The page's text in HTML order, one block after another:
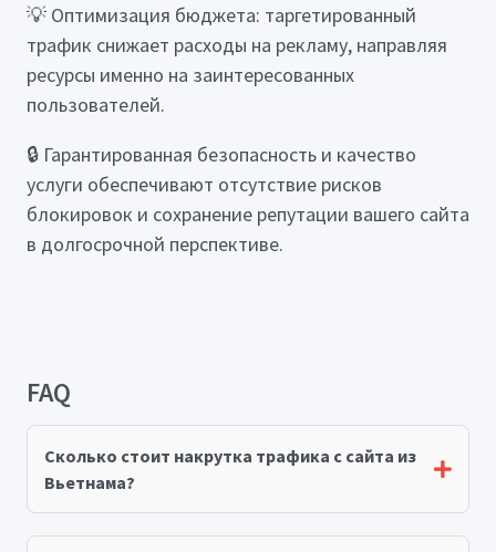
💡 Оптимизация бюджета: таргетированный
трафик снижает расходы на рекламу, направляя
ресурсы именно на заинтересованных
пользователей.
🔒 Гарантированная безопасность и качество
услуги обеспечивают отсутствие рисков
блокировок и сохранение репутации вашего сайта
в долгосрочной перспективе.
FAQ
Сколько стоит накрутка трафика с сайта из
Вьетнама?